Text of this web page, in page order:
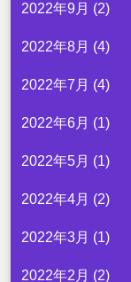
2022年9月 (2)
2022年8月 (4)
2022年7月 (4)
2022年6月 (1)
2022年5月 (1)
2022年4月 (2)
2022年3月 (1)
2022年2月 (2)